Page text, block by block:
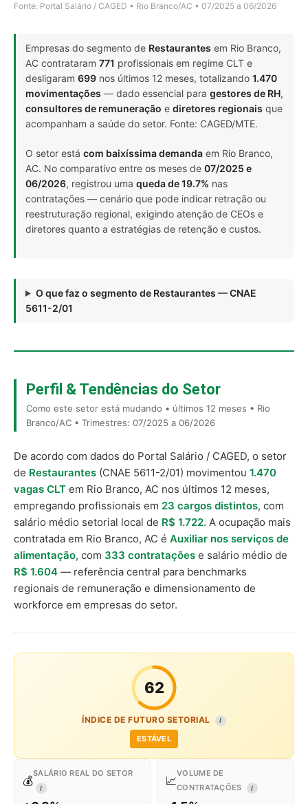
Fonte: Portal Salário / CAGED • Rio Branco/AC • 07/2025 a 06/2026
Empresas do segmento de Restaurantes em Rio Branco,
AC contrataram 771 profissionais em regime CLT e
desligaram 699 nos últimos 12 meses, totalizando 1.470
movimentações — dado essencial para gestores de RH,
consultores de remuneração e diretores regionais que
acompanham a saúde do setor. Fonte: CAGED/MTE.
O setor está com baixíssima demanda em Rio Branco,
AC. No comparativo entre os meses de 07/2025 e
06/2026, registrou uma queda de 19.7% nas
contratações — cenário que pode indicar retração ou
reestruturação regional, exigindo atenção de CEOs e
diretores quanto a estratégias de retenção e custos.
O que faz o segmento de Restaurantes — CNAE
5611-2/01
Perfil & Tendências do Setor
Como este setor está mudando • últimos 12 meses • Rio
Branco/AC • Trimestres: 07/2025 a 06/2026
De acordo com dados do Portal Salário / CAGED, o setor
de Restaurantes (CNAE 5611-2/01) movimentou 1.470
vagas CLT em Rio Branco, AC nos últimos 12 meses,
empregando profissionais em 23 cargos distintos, com
salário médio setorial local de R$ 1.722. A ocupação mais
contratada em Rio Branco, AC é Auxiliar nos serviços de
alimentação, com 333 contratações e salário médio de
R$ 1.604 — referência central para benchmarks
regionais de remuneração e dimensionamento de
workforce em empresas do setor.
62
ÍNDICE DE FUTURO SETORIAL I
ESTÁVEL
💰
SALÁRIO REAL DO SETOR
I
📈
VOLUME DE
CONTRATAÇÕES
I